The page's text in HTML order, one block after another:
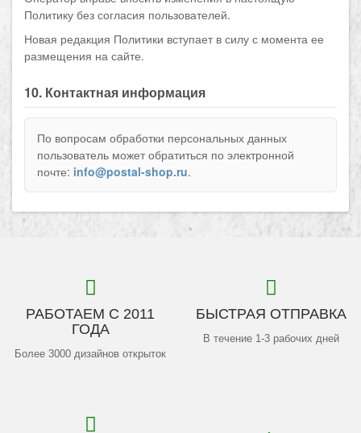
Политику без согласия пользователей.
Новая редакция Политики вступает в силу с момента ее
размещения на сайте.
10. Контактная информация
По вопросам обработки персональных данных
пользователь может обратиться по электронной
почте: info@postal-shop.ru.
РАБОТАЕМ С 2011
ГОДА
Более 3000 дизайнов открыток
БЫСТРАЯ ОТПРАВКА
В течение 1-3 рабочих дней